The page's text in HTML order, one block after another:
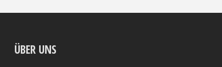
ÜBER UNS